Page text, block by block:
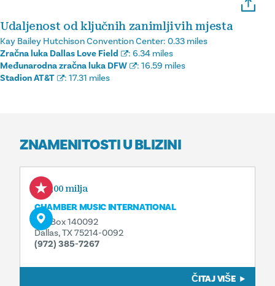
Udaljenost od ključnih zanimljivih mjesta
Kay Bailey Hutchison Convention Center: 0.33 miles
Zračna luka Dallas Love Field
: 6.34 miles
Međunarodna zračna luka DFW
: 16.59 miles
Stadion AT&T
: 17.31 miles
ZNAMENITOSTI U BLIZINI
0,00 milja
CHAMBER MUSIC INTERNATIONAL
P.O. Box 140092
Dallas, TX 75214-0092
(972) 385-7267
ČITAJ VIŠE